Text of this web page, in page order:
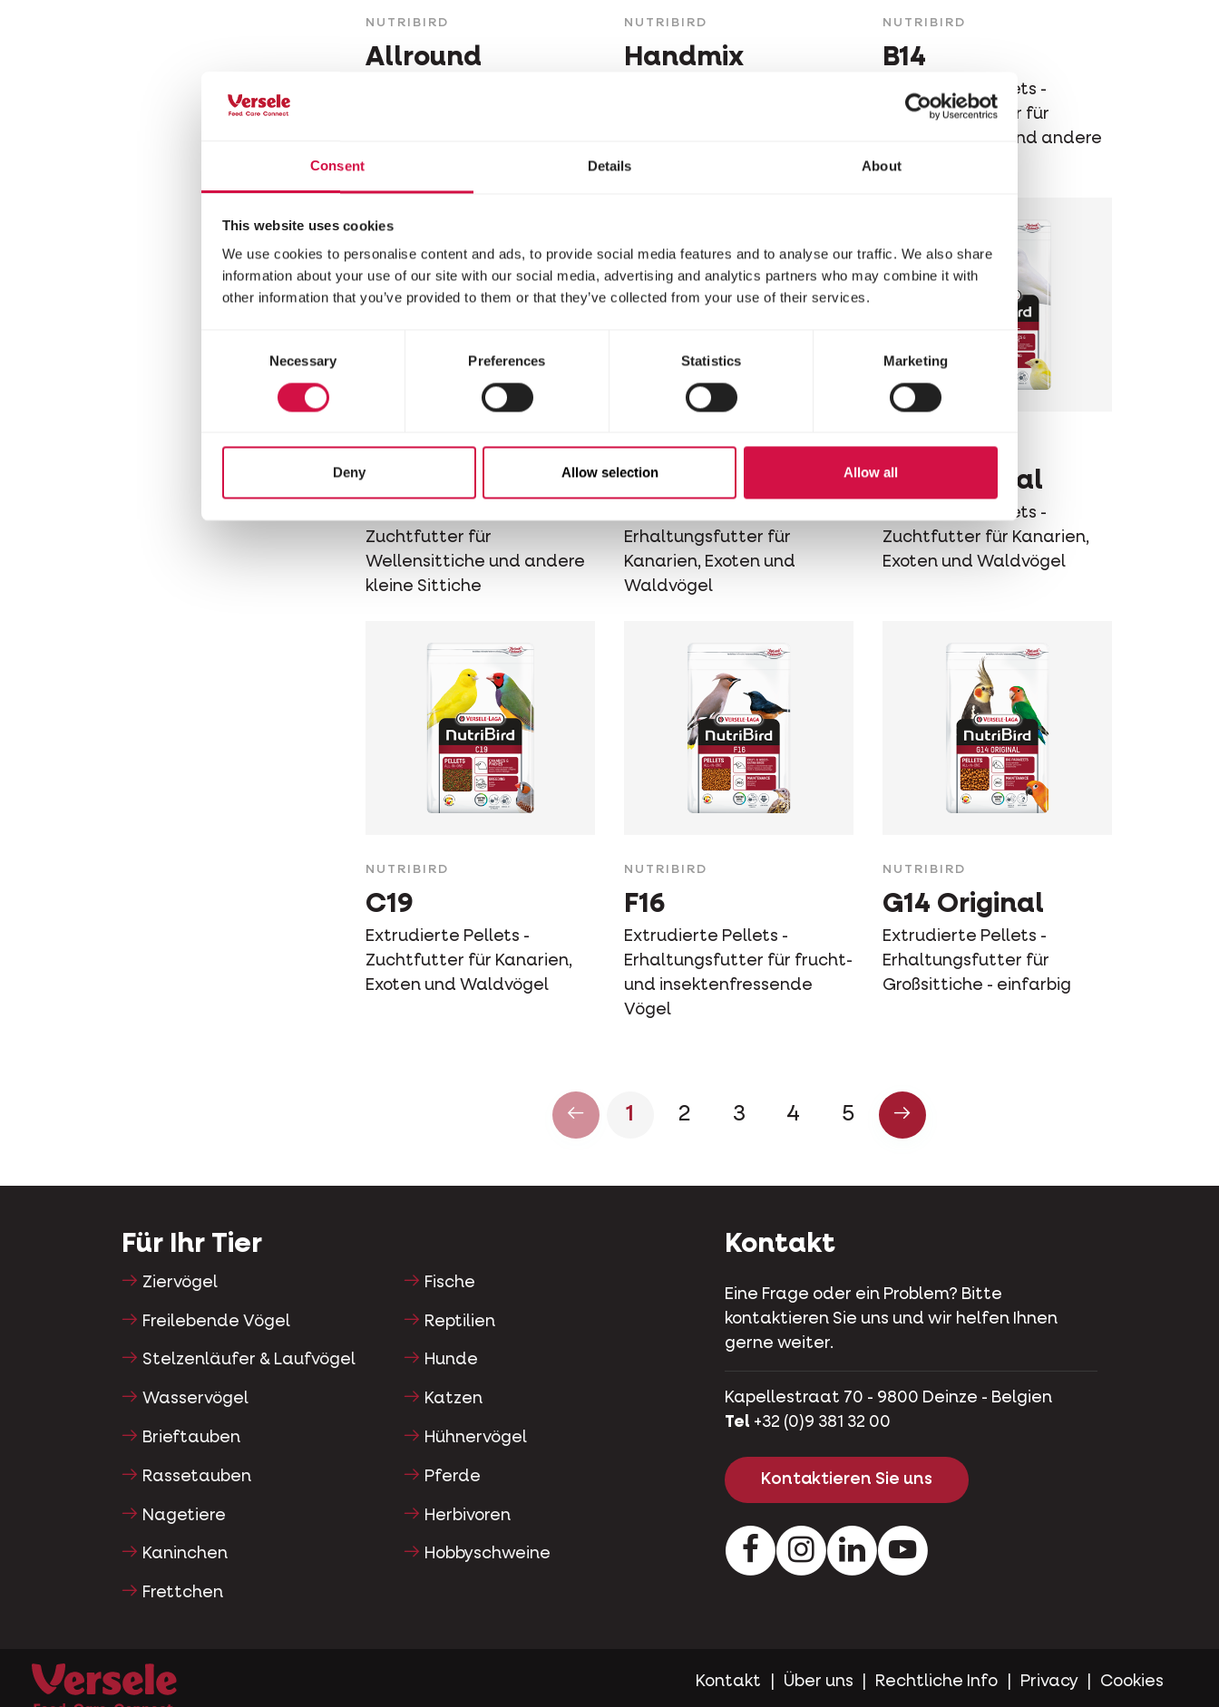
Consent Details About
This website uses cookies
We use cookies to personalise content and ads, to provide social media features and to analyse our traffic. We also share
information about your use of our site with our social media, advertising and analytics partners who may combine it with
other information that you’ve provided to them or that they’ve collected from your use of their services.
Necessary Preferences Statistics Marketing
Deny Allow selection Allow all
NUTRIBIRD
Allround
NUTRIBIRD
Handmix
NUTRIBIRD
B14
Extrudierte Pellets -
Erhaltungsfutter für
Wellensittiche und andere
kleine Sittiche
NUTRIBIRD
Zuchtfutter für
Wellensittiche und andere
kleine Sittiche
NUTRIBIRD
C15
Erhaltungsfutter für
Kanarien, Exoten und
Waldvögel
NUTRIBIRD
C19 Original
Extrudierte Pellets -
Zuchtfutter für Kanarien,
Exoten und Waldvögel
NUTRIBIRD
C19
Extrudierte Pellets -
Zuchtfutter für Kanarien,
Exoten und Waldvögel
NUTRIBIRD
F16
Extrudierte Pellets -
Erhaltungsfutter für frucht-
und insektenfressende
Vögel
NUTRIBIRD
G14 Original
Extrudierte Pellets -
Erhaltungsfutter für
Großsittiche - einfarbig
1 2 3 4 5
Für Ihr Tier
Ziervögel
Freilebende Vögel
Stelzenläufer & Laufvögel
Wasservögel
Brieftauben
Rassetauben
Nagetiere
Kaninchen
Frettchen
Fische
Reptilien
Hunde
Katzen
Hühnervögel
Pferde
Herbivoren
Hobbyschweine
Kontakt
Eine Frage oder ein Problem? Bitte
kontaktieren Sie uns und wir helfen Ihnen
gerne weiter.
Kapellestraat 70 - 9800 Deinze - Belgien
Tel +32 (0)9 381 32 00
Kontaktieren Sie uns
FacebookInstagramLinkedInYoutube
Kontakt Über uns Rechtliche Info Privacy Cookies